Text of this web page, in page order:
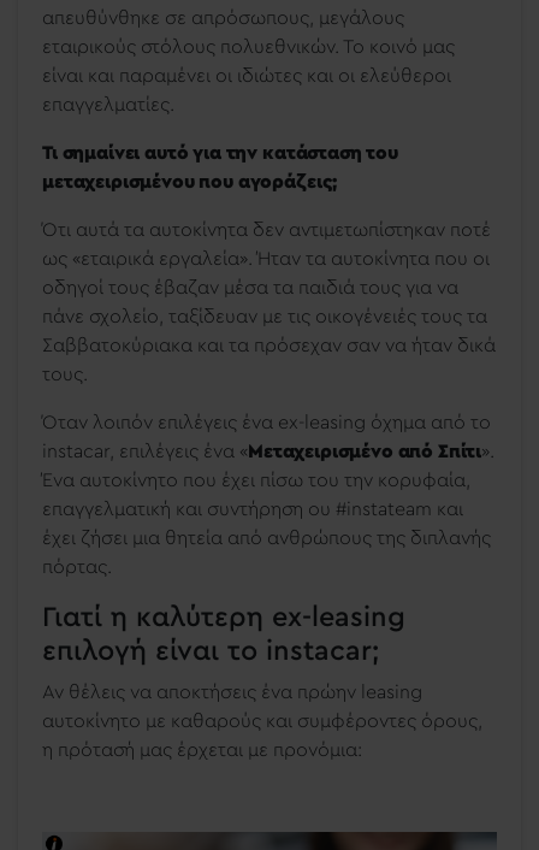
απευθύνθηκε σε απρόσωπους, μεγάλους
εταιρικούς στόλους πολυεθνικών. Το κοινό μας
είναι και παραμένει οι ιδιώτες και οι ελεύθεροι
επαγγελματίες.
Τι σημαίνει αυτό για την κατάσταση του
μεταχειρισμένου που αγοράζεις;
Ότι αυτά τα αυτοκίνητα δεν αντιμετωπίστηκαν ποτέ
ως «εταιρικά εργαλεία». Ήταν τα αυτοκίνητα που οι
οδηγοί τους έβαζαν μέσα τα παιδιά τους για να
πάνε σχολείο, ταξίδευαν με τις οικογένειές τους τα
Σαββατοκύριακα και τα πρόσεχαν σαν να ήταν δικά
τους.
Όταν λοιπόν επιλέγεις ένα ex-leasing όχημα από το
instacar, επιλέγεις ένα «Μεταχειρισμένο από Σπίτι».
Ένα αυτοκίνητο που έχει πίσω του την κορυφαία,
επαγγελματική και συντήρηση ου #instateam και
έχει ζήσει μια θητεία από ανθρώπους της διπλανής
πόρτας.
Γιατί η καλύτερη ex-leasing
επιλογή είναι το instacar;
Αν θέλεις να αποκτήσεις ένα πρώην leasing
αυτοκίνητο με καθαρούς και συμφέροντες όρους,
η πρότασή μας έρχεται με προνόμια: